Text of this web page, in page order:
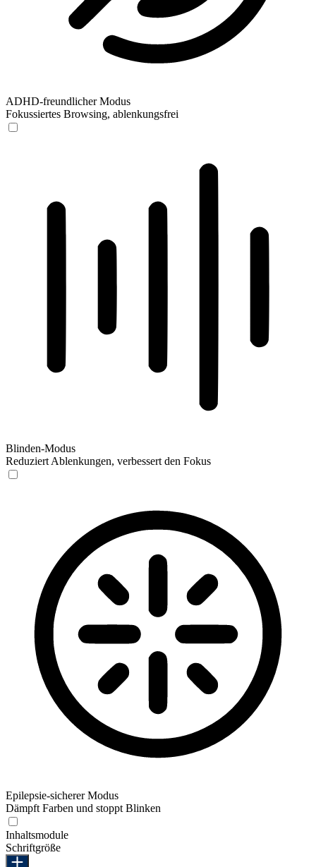
ADHD-freundlicher Modus
Fokussiertes Browsing, ablenkungsfrei
Blinden-Modus
Reduziert Ablenkungen, verbessert den Fokus
Epilepsie-sicherer Modus
Dämpft Farben und stoppt Blinken
Inhaltsmodule
Schriftgröße